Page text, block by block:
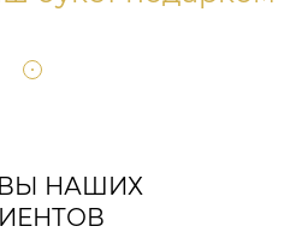
НАШИХ